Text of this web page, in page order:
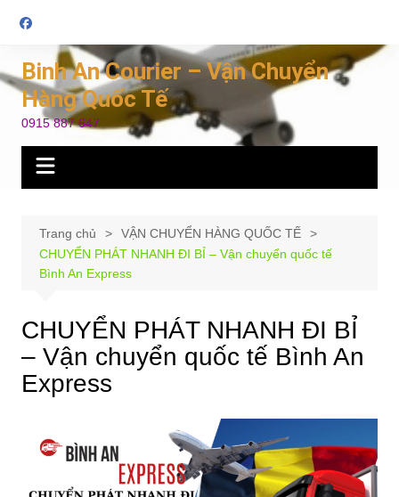
đến
nội
dung
Binh An Courier – Vận Chuyển
Hàng Quốc Tế
0915 887 647
Trang chủ
VẬN CHUYỂN HÀNG QUỐC TẾ
CHUYỂN PHÁT NHANH ĐI BỈ – Vận chuyển quốc tế
Bình An Express
CHUYỂN PHÁT NHANH ĐI BỈ
– Vận chuyển quốc tế Bình An
Express